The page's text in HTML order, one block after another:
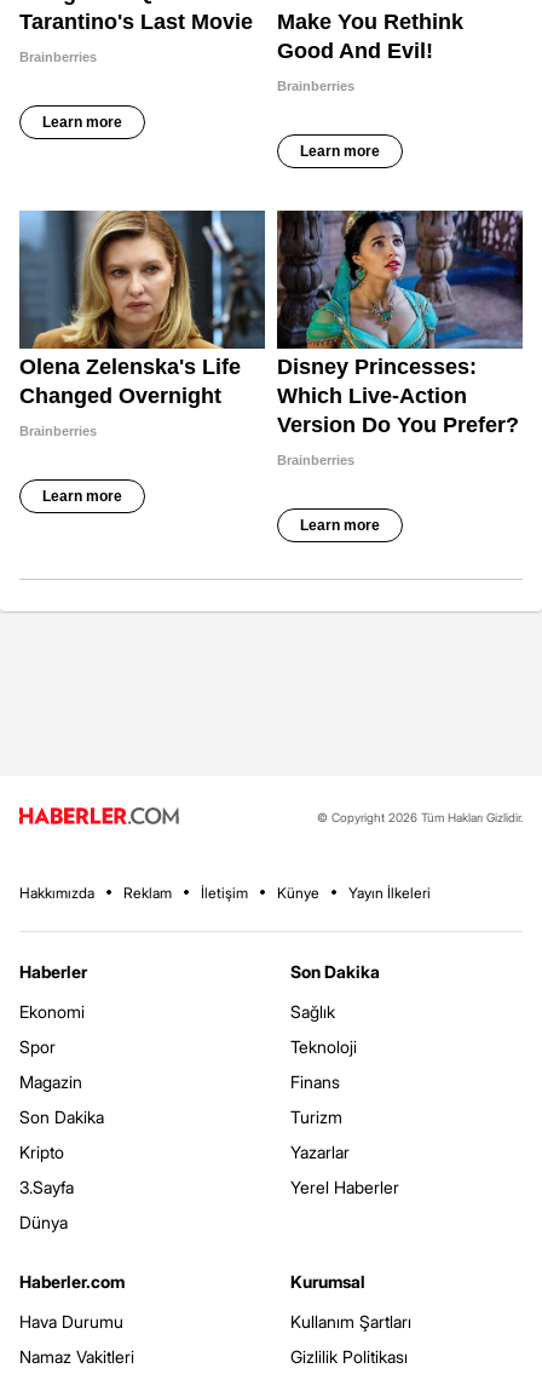
© Copyright 2026 Tüm Hakları Gizlidir.
Hakkımızda Reklam İletişim Künye Yayın İlkeleri
Haberler
Ekonomi
Spor
Magazin
Son Dakika
Kripto
3.Sayfa
Dünya
Son Dakika
Sağlık
Teknoloji
Finans
Turizm
Yazarlar
Yerel Haberler
Haberler.com
Hava Durumu
Namaz Vakitleri
Kurumsal
Kullanım Şartları
Gizlilik Politikası